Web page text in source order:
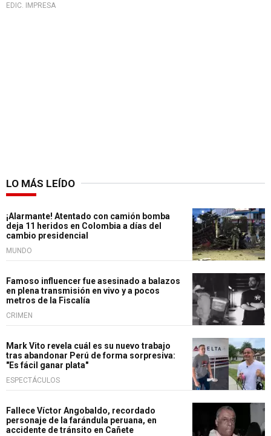
EDIC. IMPRESA
LO MÁS LEÍDO
¡Alarmante! Atentado con camión bomba
deja 11 heridos en Colombia a días del
cambio presidencial
MUNDO
Famoso influencer fue asesinado a balazos
en plena transmisión en vivo y a pocos
metros de la Fiscalía
CRIMEN
Mark Vito revela cuál es su nuevo trabajo
tras abandonar Perú de forma sorpresiva:
"Es fácil ganar plata"
ESPECTÁCULOS
Fallece Víctor Angobaldo, recordado
personaje de la farándula peruana, en
accidente de tránsito en Cañete